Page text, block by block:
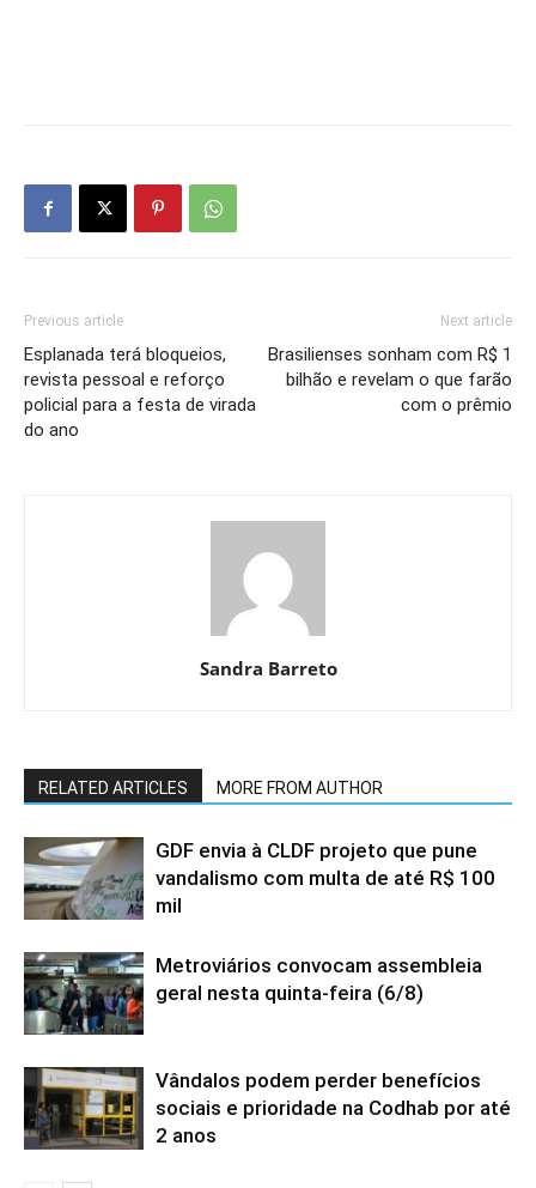
Previous article
Esplanada terá bloqueios,
revista pessoal e reforço
policial para a festa de virada
do ano
Next article
Brasilienses sonham com R$ 1
bilhão e revelam o que farão
com o prêmio
Sandra Barreto
RELATED ARTICLES MORE FROM AUTHOR
GDF envia à CLDF projeto que pune
vandalismo com multa de até R$ 100
mil
Metroviários convocam assembleia
geral nesta quinta-feira (6/8)
Vândalos podem perder benefícios
sociais e prioridade na Codhab por até
2 anos